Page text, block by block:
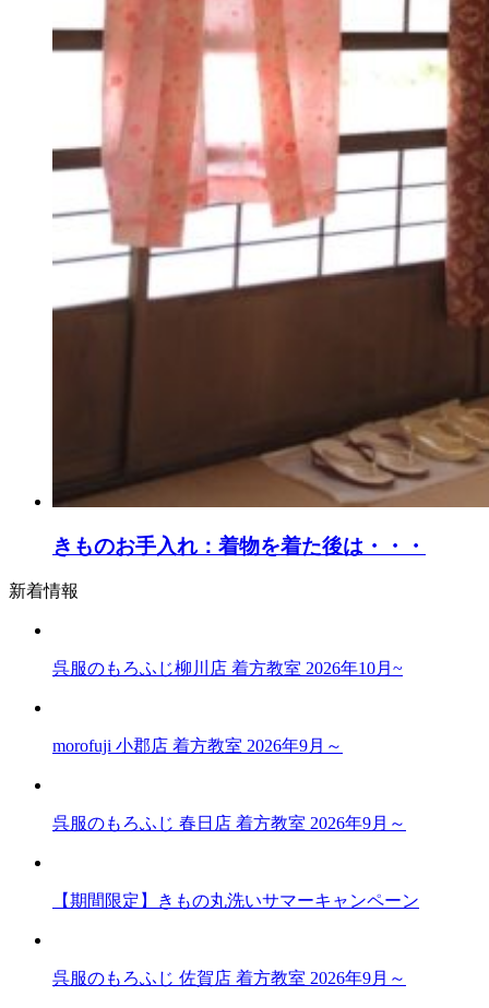
きものお手入れ：着物を着た後は・・・
新着情報
呉服のもろふじ柳川店 着方教室 2026年10月~
morofuji 小郡店 着方教室 2026年9月～
呉服のもろふじ 春日店 着方教室 2026年9月～
【期間限定】きもの丸洗いサマーキャンペーン
呉服のもろふじ 佐賀店 着方教室 2026年9月～